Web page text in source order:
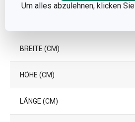
Um alles abzulehnen, klicken
BREITE (CM)
HÖHE (CM)
LÄNGE (CM)